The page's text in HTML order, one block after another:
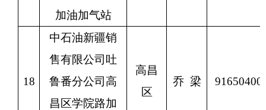
加油加气站
18
中石油新疆销
售有限公司吐
鲁番分公司高
昌区学院路加
高昌
区
乔 梁